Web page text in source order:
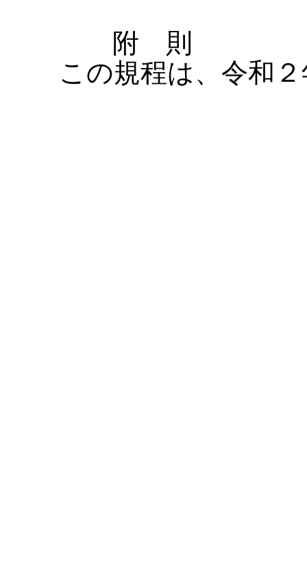
附 則
この規程は、令和２